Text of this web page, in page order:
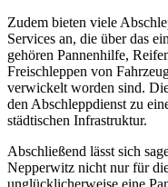
Zudem bieten viele
Services an, die über das
gehören Pannenhilfe,
Freischleppen von
verwickelt worden sind.
den Abschleppdienst zu
städtischen Infrastruktur.
Abschließend lässt sich
Nepperwitz nicht nur für
unglücklicherweise eine